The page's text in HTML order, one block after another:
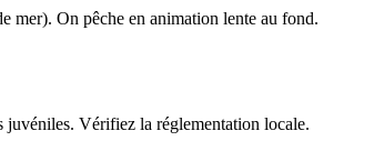
mer). On pêche en animation lente au fond.
juvéniles. Vérifiez la réglementation locale.